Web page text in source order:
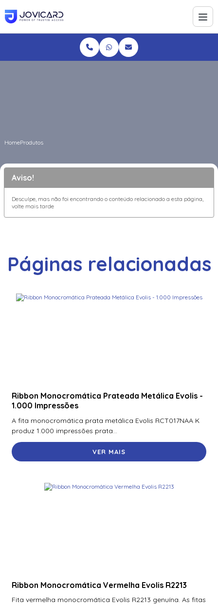
HomeProdutos
Aviso!
Desculpe, mas não foi encontrando o conteúdo relacionado a esta página,
volte mais tarde
Páginas relacionadas
Ribbon Monocromática Prateada Metálica Evolis -
1.000 Impressões
A fita monocromática prata metálica Evolis RCT017NAA K
produz 1.000 impressões prata...
VER MAIS
Ribbon Monocromática Vermelha Evolis R2213
Fita vermelha monocromática Evolis R2213 genuína. As fitas